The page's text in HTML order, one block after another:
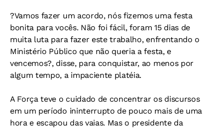
?Vamos fazer um acordo, nós fizemos uma festa
bonita para vocês. Não foi fácil, foram 15 dias de
muita luta para fazer este trabalho, enfrentando o
Ministério Público que não queria a festa, e
vencemos?, disse, para conquistar, ao menos por
algum tempo, a impaciente platéia.
A Força teve o cuidado de concentrar os discursos
em um período ininterrupto de pouco mais de uma
hora e escapou das vaias. Mas o presidente da